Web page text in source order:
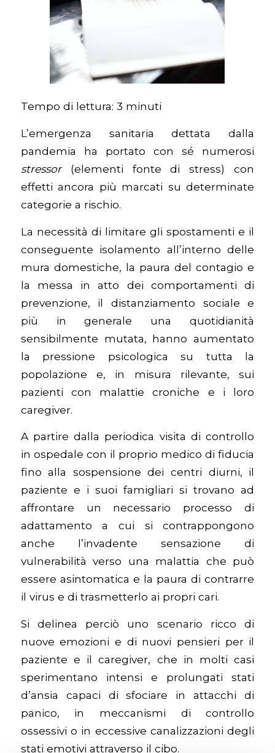
Tempo di lettura: 3 minuti
L’emergenza sanitaria dettata dalla
pandemia ha portato con sé numerosi
stressor (elementi fonte di stress) con
effetti ancora più marcati su determinate
categorie a rischio.
La necessità di limitare gli spostamenti e il
conseguente isolamento all’interno delle
mura domestiche, la paura del contagio e
la messa in atto dei comportamenti di
prevenzione, il distanziamento sociale e
più in generale una quotidianità
sensibilmente mutata, hanno aumentato
la pressione psicologica su tutta la
popolazione e, in misura rilevante, sui
pazienti con malattie croniche e i loro
caregiver.
A partire dalla periodica visita di controllo
in ospedale con il proprio medico di fiducia
fino alla sospensione dei centri diurni, il
paziente e i suoi famigliari si trovano ad
affrontare un necessario processo di
adattamento a cui si contrappongono
anche l’invadente sensazione di
vulnerabilità verso una malattia che può
essere asintomatica e la paura di contrarre
il virus e di trasmetterlo ai propri cari.
Si delinea perciò uno scenario ricco di
nuove emozioni e di nuovi pensieri per il
paziente e il caregiver, che in molti casi
sperimentano intensi e prolungati stati
d’ansia capaci di sfociare in attacchi di
panico, in meccanismi di controllo
ossessivi o in eccessive canalizzazioni degli
stati emotivi attraverso il cibo.